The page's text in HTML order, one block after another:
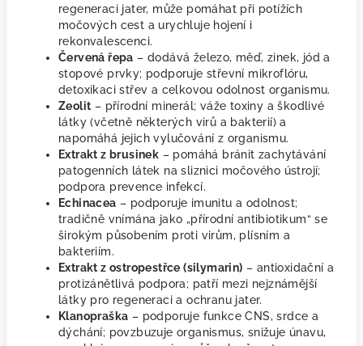
regeneraci jater, může pomáhat při potížích
močových cest a urychluje hojení i
rekonvalescenci.
Červená řepa – dodává železo, měď, zinek, jód a
stopové prvky; podporuje střevní mikroflóru,
detoxikaci střev a celkovou odolnost organismu.
Zeolit – přírodní minerál; váže toxiny a škodlivé
látky (včetně některých virů a bakterií) a
napomáhá jejich vylučování z organismu.
Extrakt z brusinek – pomáhá bránit zachytávání
patogenních látek na sliznici močového ústrojí;
podpora prevence infekcí.
Echinacea – podporuje imunitu a odolnost;
tradičně vnímána jako „přírodní antibiotikum“ se
širokým působením proti virům, plísním a
bakteriím.
Extrakt z ostropestřce (silymarin) – antioxidační a
protizánětlivá podpora; patří mezi nejznámější
látky pro regeneraci a ochranu jater.
Klanopraška – podporuje funkce CNS, srdce a
dýchání; povzbuzuje organismus, snižuje únavu,